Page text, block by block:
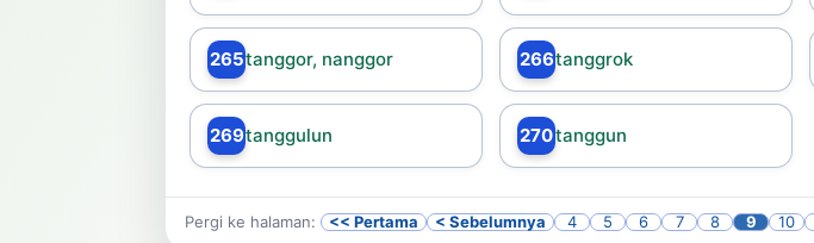
265tanggor, nanggor 266tanggrok
269tanggulun 270tanggun
Pergi ke halaman: << Pertama < Sebelumnya 4 5 6 7 8 9 10